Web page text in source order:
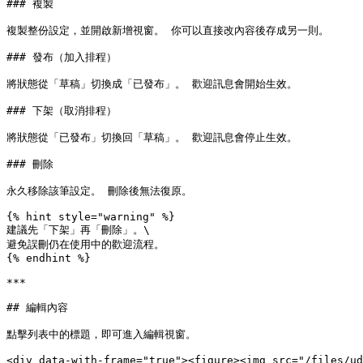
### 複製
複製整份設定，並開啟新增視窗。 你可以直接改內容後存成另一則。
### 發布（加入排程）
將狀態從「草稿」切換成「已發布」。 歡迎訊息會開始生效。
### 下架（取消排程）
將狀態從「已發布」切換回「草稿」。 歡迎訊息會停止生效。
### 刪除
永久移除該筆設定。 刪除後無法復原。
{% hint style="warning" %}
建議先「下架」再「刪除」。\
避免誤刪仍在使用中的歡迎流程。
{% endhint %}
***
## 編輯內容
點擊列表中的標題，即可進入編輯視窗。
<div data-with-frame="true"><figure><img src="/files/